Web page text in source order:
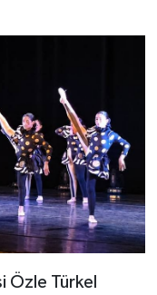
Özle Türkel